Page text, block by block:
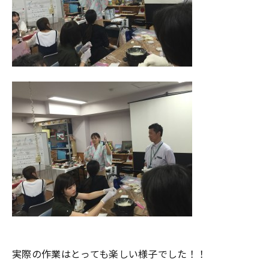
実際の作業はとっても楽しい様子でした！！